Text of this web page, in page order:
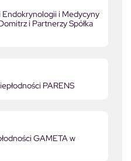
i Medycyny
i Partnerzy Spółka
PARENS
GAMETA w